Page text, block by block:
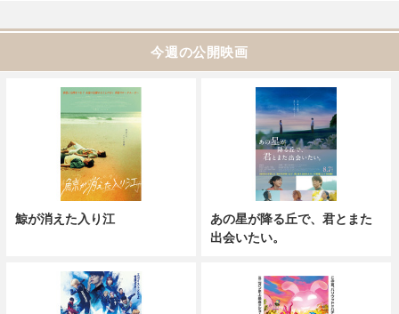
今週の公開映画
鯨が消えた入り江
あの星が降る丘で、君とまた
出会いたい。